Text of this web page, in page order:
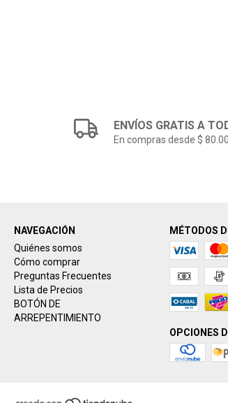
ENVÍOS GRATIS A
En compras desde $
NAVEGACIÓN
Quiénes somos
Cómo comprar
Preguntas Frecuentes
Lista de Precios
BOTÓN DE
ARREPENTIMIENTO
MÉTODOS
OPCIONES